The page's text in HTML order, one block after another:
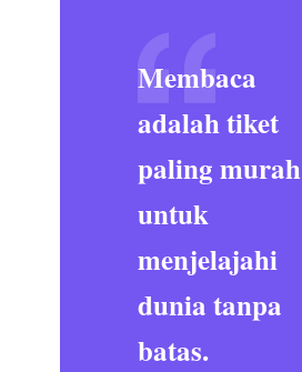
Membaca
adalah tiket
paling murah
untuk
menjelajahi
dunia tanpa
batas.